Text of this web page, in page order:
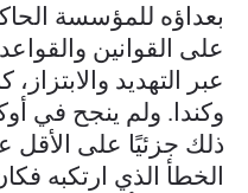
بعداؤه للمؤسسة
على القوانين
عبر التهديد
وكندا. ولم ينجح في
ذلك جزئيًا على الأقل
الخطأ الذي ارتكبه